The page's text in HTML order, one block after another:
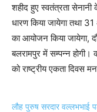
शहीद हुए स्वतंत्रता
धारण किया जायेगा तथा
का आयोजन किया जायेगा,
बलरामपुर में सम्पन्न होगी।
को राष्ट्रीय एकता दिवस
लौह पुरुष सरदार वल्लभभाई